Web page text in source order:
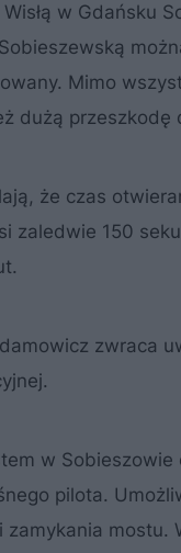
w Gdańsku
Mimo
dużą przeszkodę
że czas
zaledwie 150
zwraca
w
pilota.
zamykania